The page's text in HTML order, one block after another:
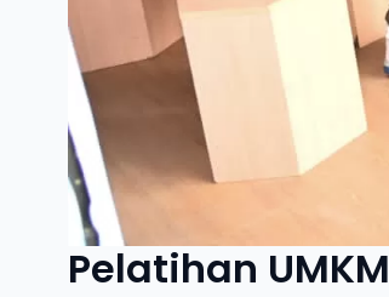
Pelatihan